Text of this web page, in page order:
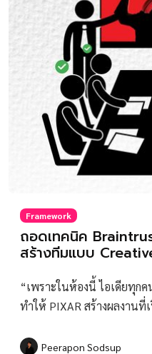
Framework
ถอดเทคนิค
สร้างทีมแบบ
“เพราะในห้องนี้ ไอเดียทุ
ทำให้ PIXAR สร้างผลงาน
Peerapon Sodsup